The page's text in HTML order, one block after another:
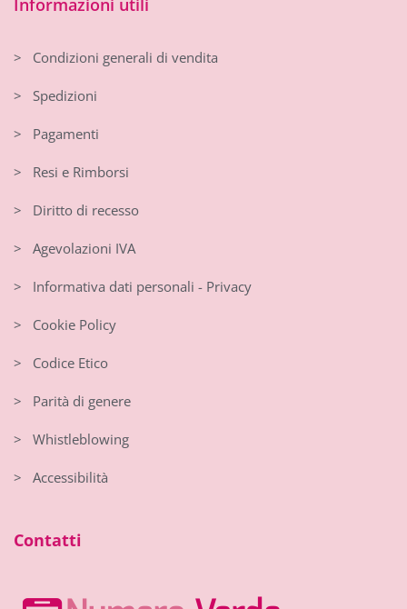
Informazioni utili
> Condizioni generali di vendita
> Spedizioni
> Pagamenti
> Resi e Rimborsi
> Diritto di recesso
> Agevolazioni IVA
> Informativa dati personali - Privacy
> Cookie Policy
> Codice Etico
> Parità di genere
> Whistleblowing
> Accessibilità
Contatti